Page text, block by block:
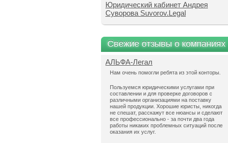
Юридический кабинет Андрея
Суворова Suvorov.Legal
Свежие отзывы о компаниях
АЛЬФА-Легал
Нам очень помогли ребята из этой конторы.
Пользуемся юридическими услугами при
составлении и для проверке договоров с
различными организациями на поставку
нашей продукции. Хорошие юристы, никогда
не спешат, расскажут все нюансы и сделают
все профессионально - за почти два года
работы никаких проблемных ситуаций после
оказания их услуг.